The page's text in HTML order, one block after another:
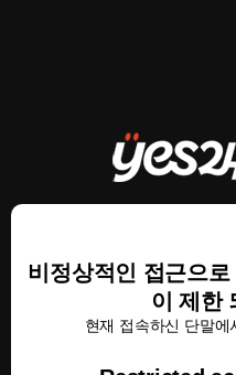
비정상적인 접근으
이 제한
현재 접속하신 단말에